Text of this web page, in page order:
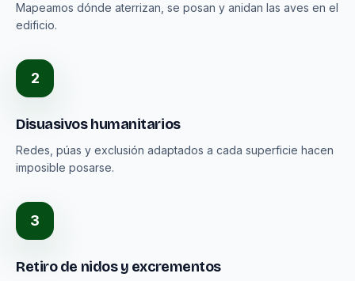
Mapeamos dónde aterrizan, se posan y anidan las aves en el
edificio.
2
Disuasivos humanitarios
Redes, púas y exclusión adaptados a cada superficie hacen
imposible posarse.
3
Retiro de nidos y excrementos